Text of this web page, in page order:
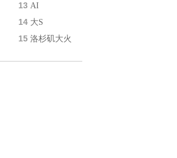
13 AI
14 大S
15 洛杉矶大火